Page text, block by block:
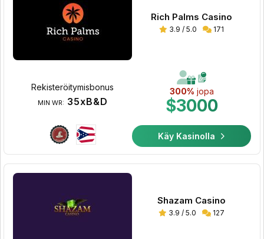
Rich Palms Casino
3.9 / 5.0 171
300% jopa
$3000
Rekisteröitymisbonus
MIN WR: 35xB&D
Käy Kasinolla
Shazam Casino
3.9 / 5.0 127